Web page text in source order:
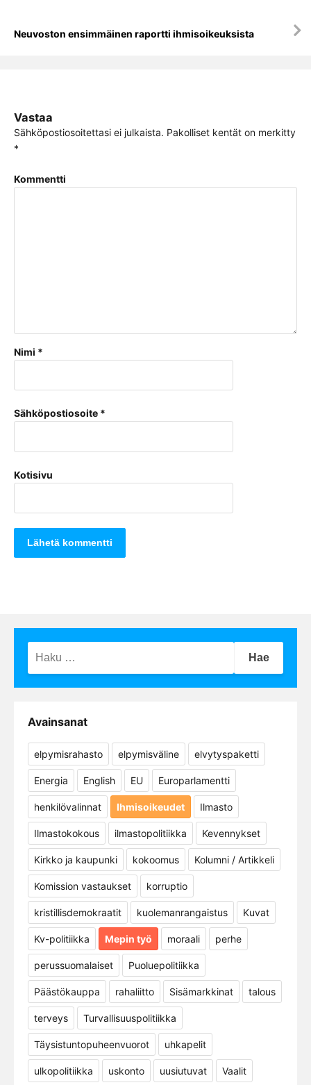
Neuvoston ensimmäinen raportti ihmisoikeuksista
Vastaa
Sähköpostiosoitettasi ei julkaista. Pakolliset kentät on merkitty
*
Kommentti
Nimi *
Sähköpostiosoite *
Kotisivu
Avainsanat
elpymisrahasto elpymisväline elvytyspaketti
Energia English EU Europarlamentti
henkilövalinnat Ihmisoikeudet Ilmasto
Ilmastokokous ilmastopolitiikka Kevennykset
Kirkko ja kaupunki kokoomus Kolumni / Artikkeli
Komission vastaukset korruptio
kristillisdemokraatit kuolemanrangaistus Kuvat
Kv-politiikka Mepin työ moraali perhe
perussuomalaiset Puoluepolitiikka
Päästökauppa rahaliitto Sisämarkkinat talous
terveys Turvallisuuspolitiikka
Täysistuntopuheenvuorot uhkapelit
ulkopolitiikka uskonto uusiutuvat Vaalit